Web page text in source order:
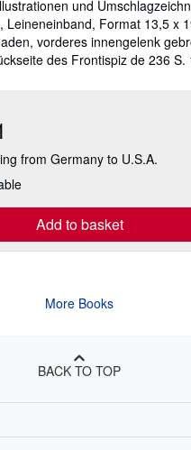
from Germany to U.S.A.
Add to basket
und
Leineneinband, Format 13,5 x
vorderes innengelenk
des Frontispiz de 236 S.
More Books
BACK TO TOP